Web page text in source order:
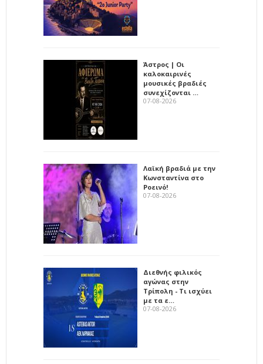
Άστρος | Οι
καλοκαιρινές
μουσικές βραδιές
συνεχίζονται …
07-08-2026
Λαϊκή βραδιά με την
Κωνσταντίνα στο
Ροεινό!
07-08-2026
Διεθνής φιλικός
αγώνας στην
Τρίπολη - Τι ισχύει
με τα ε…
07-08-2026